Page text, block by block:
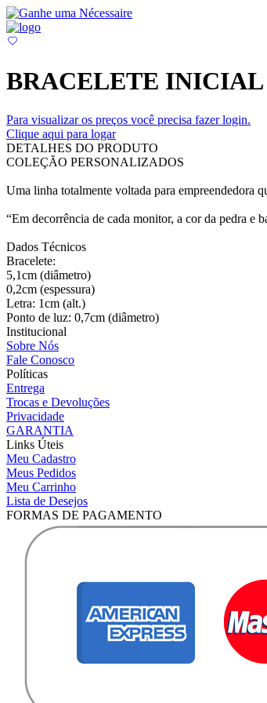
BRACELETE INICIAL
Para visualizar os preços você precisa fazer login.
Clique aqui para logar
DETALHES DO PRODUTO
COLEÇÃO PERSONALIZADOS
Uma linha totalmente voltada para empreendedora
“Em decorrência de cada monitor, a cor da pedra e
Dados Técnicos
Bracelete:
5,1cm (diâmetro)
0,2cm (espessura)
Letra: 1cm (alt.)
Ponto de luz: 0,7cm (diâmetro)
Institucional
Sobre Nós
Fale Conosco
Políticas
Entrega
Trocas e Devoluções
Privacidade
GARANTIA
Links Úteis
Meu Cadastro
Meus Pedidos
Meu Carrinho
Lista de Desejos
FORMAS DE PAGAMENTO